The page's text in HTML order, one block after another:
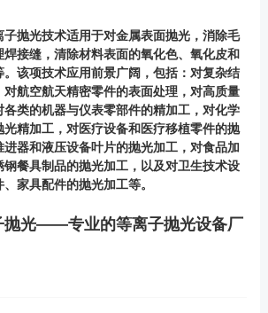
抛光技术适用于对金属表面抛光，消除毛
接缝，清除材料表面的氧化色、氧化皮和
该项技术应用前景广阔，包括：对复杂结
航空航天精密零件的表面处理，对高质量
类的机器与仪表零部件的精加工，对化学
精加工，对医疗设备和医疗移植零件的抛
器和液压设备叶片的抛光加工，对食品加
餐具制品的抛光加工，以及对卫生技术设
家具配件的抛光加工等。
抛光——专业的等离子抛光设备厂